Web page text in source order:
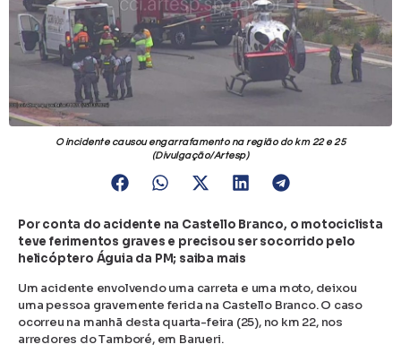
O incidente causou engarrafamento na região do km 22 e 25
(Divulgação/Artesp)
Por conta do acidente na Castello Branco, o motociclista
teve ferimentos graves e precisou ser socorrido pelo
helicóptero Águia da PM; saiba mais
Um acidente envolvendo uma carreta e uma moto, deixou
uma pessoa gravemente ferida na Castello Branco. O caso
ocorreu na manhã desta quarta-feira (25), no km 22, nos
arredores do Tamboré, em Barueri.